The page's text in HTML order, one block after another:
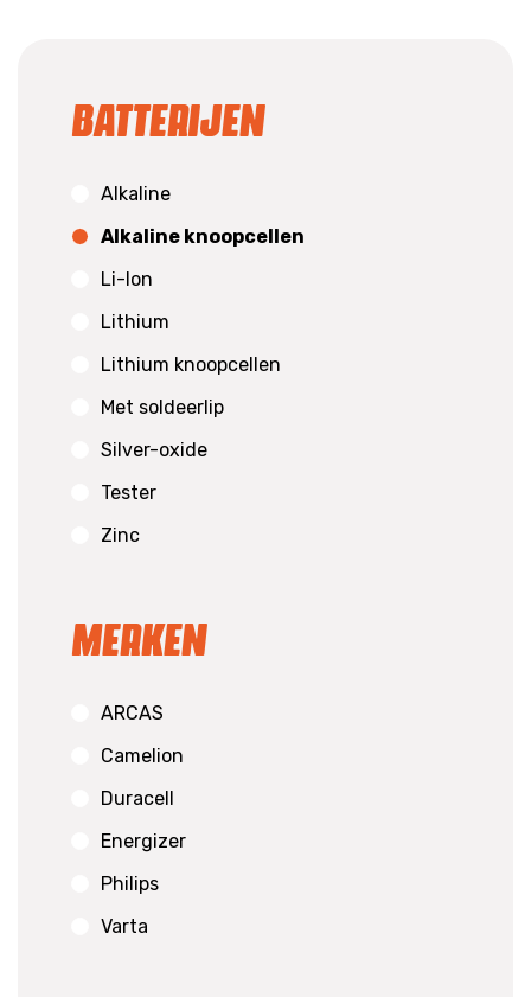
Batterijen
Alkaline
Alkaline knoopcellen
Li-Ion
Lithium
Lithium knoopcellen
Met soldeerlip
Silver-oxide
Tester
Zinc
Merken
ARCAS
Camelion
Duracell
Energizer
Philips
Varta